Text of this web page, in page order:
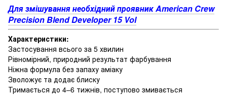
Для змішування необхідний проявник American Crew
Precision Blend Developer 15 Vol
Характеристики:
Застосування всього за 5 хвилин
Рівномірний, природний результат фарбування
Ніжна формула без запаху аміаку
Зволожує та додає блиску
Тримається до 4–6 тижнів, поступово змивається